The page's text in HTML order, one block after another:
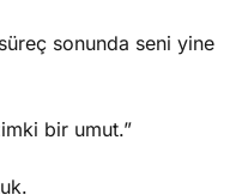
süreç sonunda seni yine
bir umut.”